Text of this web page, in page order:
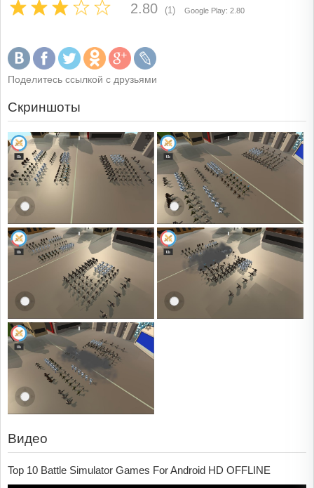
2.80 (1) Google Play: 2.80
Поделитесь ссылкой с друзьями
Скриншоты
Видео
Top 10 Battle Simulator Games For Android HD OFFLINE